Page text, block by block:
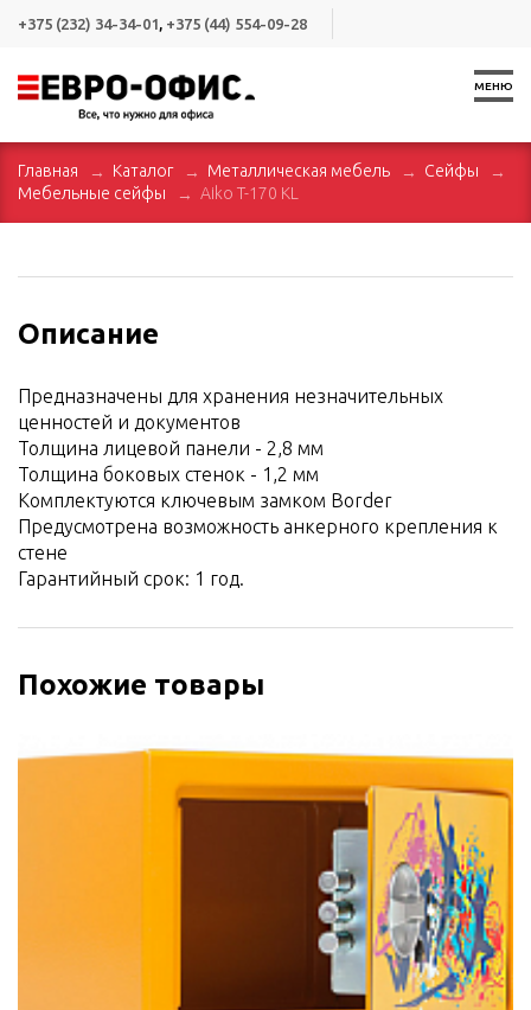
+375 (232) 34-34-01, +375 (44) 554-09-28
МЕНЮ
Главная Каталог Металлическая мебель
Сейфы
Мебельные сейфы
Aiko T-170 KL
Описание
Предназначены для хранения незначительных
ценностей и документов
Толщина лицевой панели - 2,8 мм
Толщина боковых стенок - 1,2 мм
Комплектуются ключевым замком Border
Предусмотрена возможность анкерного крепления к
стене
Гарантийный срок: 1 год.
Похожие товары